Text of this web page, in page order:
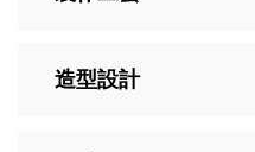
造型設計